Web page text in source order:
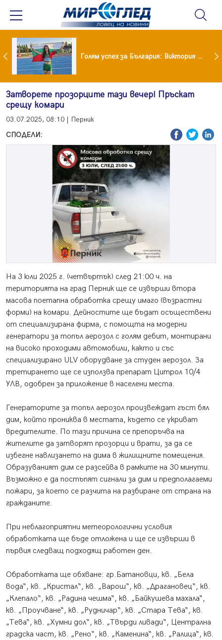
Когато всичко те дразни: тези трикове променят настроението за минути Голям успех за България: Виктория Ангелова грабна световна титла в тройния скок
Затворете прозорците тази вечер! Пръскат
срещу комари
03.07.2025, 08:10 | Перник
СПОДЕЛИ:
На 3 юли 2025 г. (четвъртък) след 21:00 ч. на
територията на град Перник ще се извърши втора
масова поетапна обработка срещу имаго (възрастни
форми) на комари. Дейностите ще бъдат осъществени
от специализирана фирма, с помощта на модерни
генератори за топъл аерозол с голям дебит, монтирани
на високо проходими автомобили, както и със
специализирано ULV оборудване за студен аерозол. За
третирането ще се използва препарат Цитрол 10/4
УЛВ, одобрен за приложение в населени места.
Генераторите за топъл аерозол произвеждат гъст бял
дим, който прониква в местата, където се укриват
вредителите. По тази причина се препоръчва на
жителите да затворят прозорци и врати, за да се
избегне навлизането на дима в жилищните помещения.
Образуваният дим се разсейва в рамките на 30 минути.
Възможно е да постъпят сигнали за дим и предполагаеми
пожари, за което се разчита на разбиране от страна на
гражданите.
При неблагоприятни метеорологични условия
обработката ще бъде отложена и ще се извърши в
първия следващ подходящ работен ден.
Обработката ще обхване: гр.Батановци, кв. „Бела
вода“, кв. „Кристал“, кв. „Варош“, кв. „Драгановец“, кв.
„Клепало“, кв. „Радина чешма“, кв. „Байкушева махала“,
кв. „Проучване“, кв. „Рудничар“, кв. „Стара Тева“, кв.
„Тева“, кв. „Хумни дол“, кв. „Твърди ливади“, Централна
градска част, кв. „Рено“, кв. „Каменина“, кв. „Ралица“, кв.